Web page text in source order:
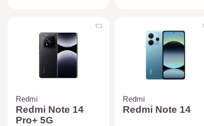
Redmi
Redmi Note 14
Pro+ 5G
Redmi
Redmi Note 14